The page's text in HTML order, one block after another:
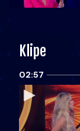
Klipe
02:57